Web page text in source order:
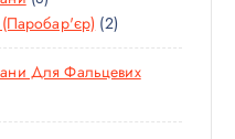
А
Р
І
О
В
А
І
Т
О
В
Р
(паробар'єр) 22
Т
О
А
Для Фальцевих